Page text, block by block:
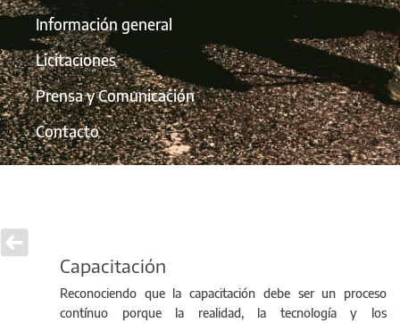
Información general
Licitaciones
Prensa y Comunicación
Contacto
Capacitación
Reconociendo que la capacitación debe ser un proceso
contínuo porque la realidad, la tecnología y los